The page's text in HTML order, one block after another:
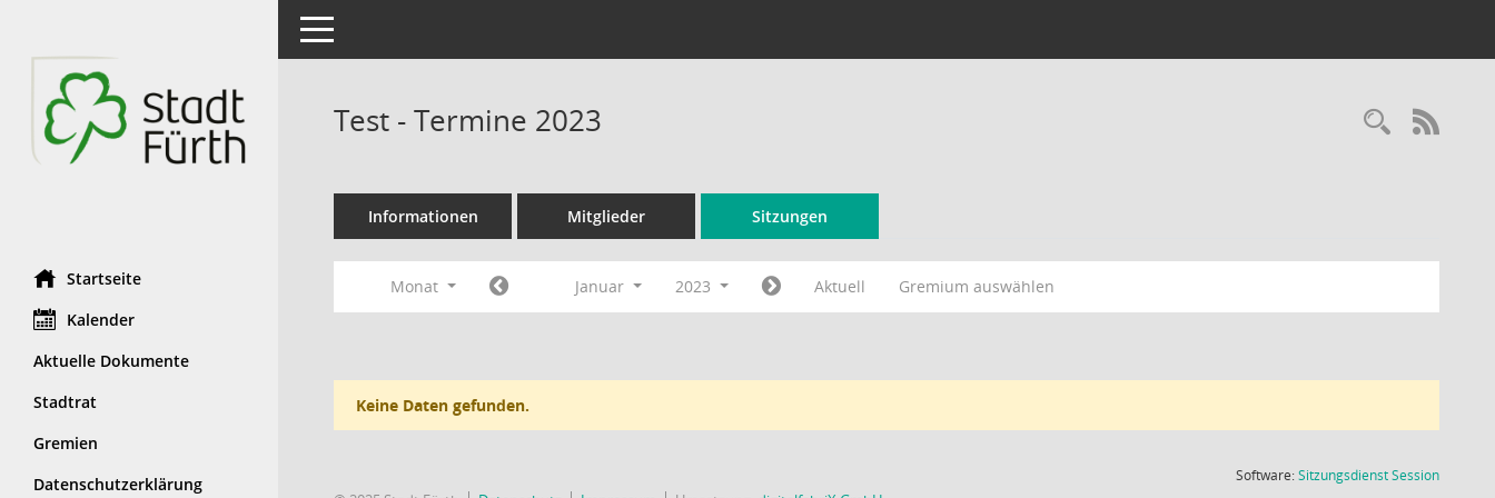
Startseite
Kalender
Aktuelle Dokumente
Stadtrat
Gremien
Datenschutzerklärung
Toggle navigation
Test - Termine 2023
Informationen Mitglieder Sitzungen
Monat Januar 2023 Aktuell Gremium auswählen
Keine Daten gefunden.
Software:SitzungsdienstSession(Wird in